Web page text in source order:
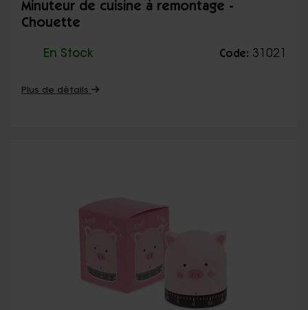
Minuteur de cuisine à remontage -
Chouette
En Stock Code: 31021
Plus de détails